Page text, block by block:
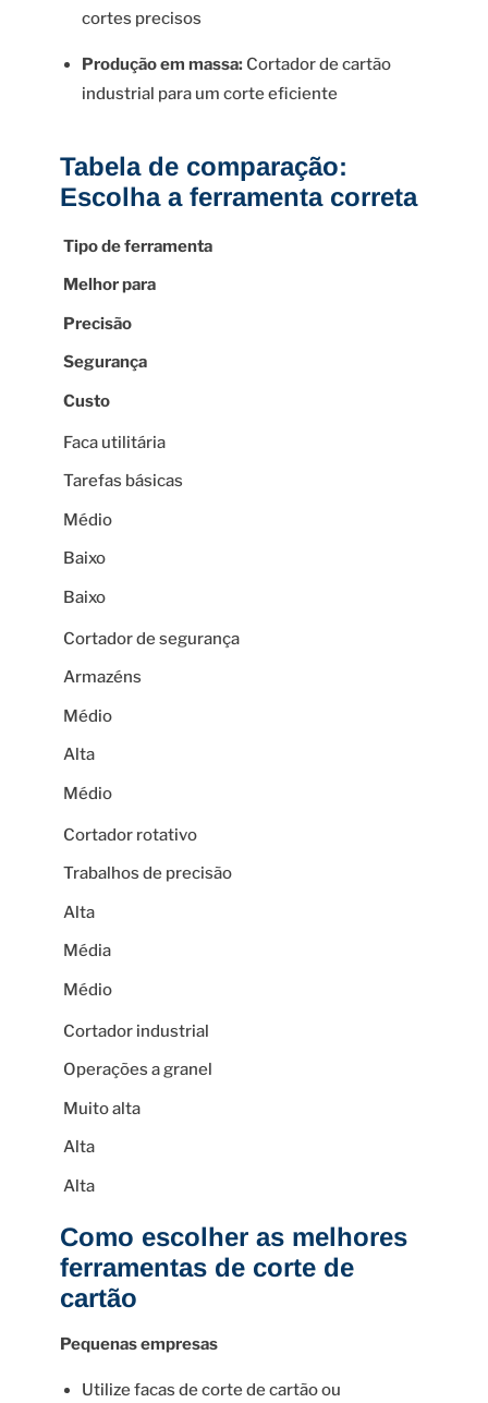
cortes precisos
Produção em massa: Cortador de cartão
industrial para um corte eficiente
Tabela de comparação:
Escolha a ferramenta correta
Tipo de ferramenta
Melhor para
Precisão
Segurança
Custo
Faca utilitária
Tarefas básicas
Médio
Baixo
Baixo
Cortador de segurança
Armazéns
Médio
Alta
Médio
Cortador rotativo
Trabalhos de precisão
Alta
Média
Médio
Cortador industrial
Operações a granel
Muito alta
Alta
Alta
Como escolher as melhores
ferramentas de corte de
cartão
Pequenas empresas
Utilize facas de corte de cartão ou